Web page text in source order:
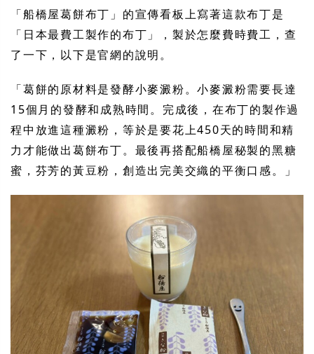
「船橋屋葛餅布丁」的宣傳看板上寫著這款布丁是
「日本最費工製作的布丁」，製於怎麼費時費工，查
了一下，以下是官網的說明。
「葛餅的原材料是發酵小麥澱粉。小麥澱粉需要長達
15個月的發酵和成熟時間。完成後，在布丁的製作過
程中放進這種澱粉，等於是要花上450天的時間和精
力才能做出葛餅布丁。最後再搭配船橋屋秘製的黑糖
蜜，芬芳的黃豆粉，創造出完美交織的平衡口感。」